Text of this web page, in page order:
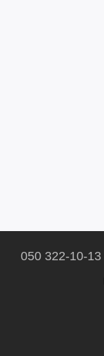
050 322-10-13